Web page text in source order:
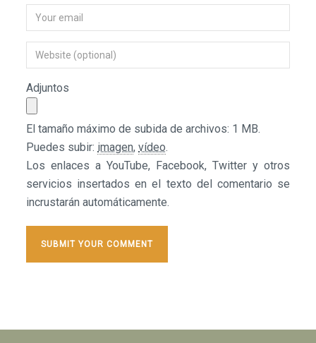
Adjuntos
El tamaño máximo de subida de archivos: 1 MB.
Puedes subir: imagen,vídeo.
Los enlaces a YouTube, Facebook, Twitter y otros
servicios insertados en el texto del comentario se
incrustarán automáticamente.